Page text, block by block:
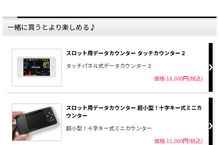
一緒に買うとより楽しめる♪
スロット用データカウンター タッチカウンター２
タッチパネル式データカウンター２
価格:18,000円(税込)
スロット用データカウンター 超小型！十字キー式ミニカ
ウンター
超小型！十字キー式ミニカウンター
価格:15,000円(税込)